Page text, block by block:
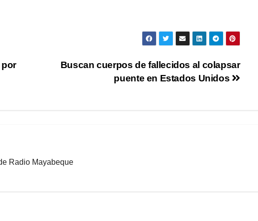
Buscan cuerpos de fallecidos al colapsar
puente en Estados Unidos
por
Radio Mayabeque